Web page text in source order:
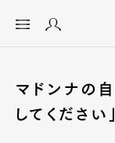
マドンナの
してくださ